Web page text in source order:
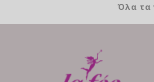
Όλα τα